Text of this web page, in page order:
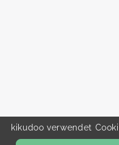
kikudoo verwendet